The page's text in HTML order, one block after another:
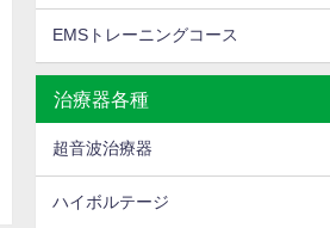
EMSトレーニングコース
治療器各種
超音波治療器
ハイボルテージ